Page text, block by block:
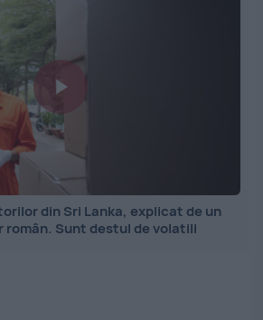
din Sri Lanka, explicat de un
român. Sunt destul de volatili